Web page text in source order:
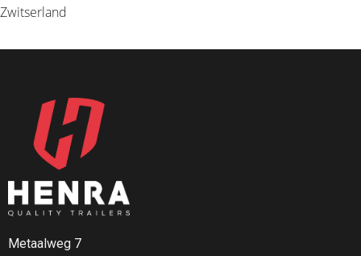
Zwitserland
Téléphone:071 790 08 08
5324.7 km
Itinéraire
Max Anhanger
Strahlholz 1673
GAIS CH-9056
Zwitserland
Metaalweg 7